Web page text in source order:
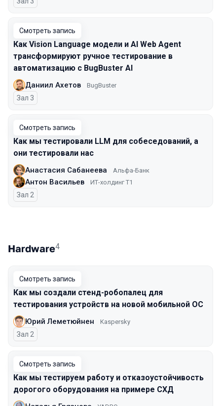
Смотреть запись
Как Vision Language модели и AI Web Agent
трансформируют ручное тестирование в
автоматизацию с BugBuster AI
Даниил Ахетов BugBuster
Зал 3
Смотреть запись
Как мы тестировали LLM для собеседований, а
они тестировали нас
Анастасия Сабанеева Альфа-Банк
Антон Васильев ИТ-холдинг Т1
Зал 2
Hardware4
Смотреть запись
Как мы создали стенд-робопалец для
тестирования устройств на новой мобильной ОС
Юрий Леметюйнен Kaspersky
Зал 2
Смотреть запись
Как мы тестируем работу и отказоустойчивость
дорогого оборудования на примере СХД